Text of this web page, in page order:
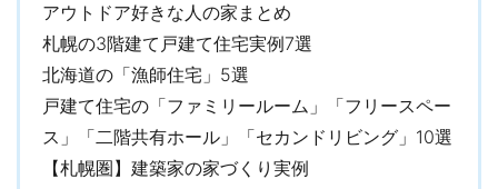
アウトドア好きな人の家まとめ
札幌の3階建て戸建て住宅実例7選
北海道の「漁師住宅」5選
戸建て住宅の「ファミリールーム」「フリースペー
ス」「二階共有ホール」「セカンドリビング」10選
【札幌圏】建築家の家づくり実例